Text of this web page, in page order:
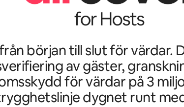
början till slut för värdar.
av gäster,
för värdar på 3
dygnet runt